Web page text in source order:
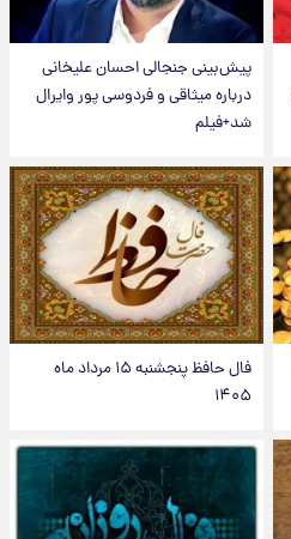
پیش‌بینی جنجالی احسان علیخانی
درباره میثاقی و فردوسی پور وایرال
شد+فیلم
فال حافظ پنجشنبه ۱۵ مرداد ماه
۱۴۰۵